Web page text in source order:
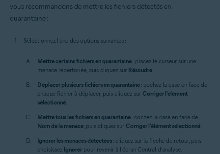
vous recommandons de mettre les fichiers détectés en
quarantaine :
Sélectionnez l’une des options suivantes :
Mettre certains fichiers en quarantaine : placez le curseur sur une
menace répertoriée, puis cliquez sur Résoudre.
Déplacer plusieurs fichiers en quarantaine : cochez la case en face de
chaque fichier à déplacer, puis cliquez sur Corriger l'élément
sélectionné.
Mettre tous les fichiers en quarantaine : cochez la case en face de
Nom de la menace, puis cliquez sur Corriger l'élément sélectionné.
Ignorer les menaces détectées : cliquez sur la flèche de retour, puis
choisissez Ignorer pour revenir à l’écran Central d’analyse.